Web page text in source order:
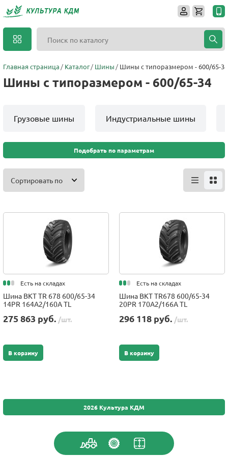
Главная страница Каталог Шины Шины с типоразмером - 600/65-34
Шины с типоразмером - 600/65-34
Грузовые шины Индустриальные шины
Подобрать по параметрам
Сортировать по
Есть на складах
Шина BKT TR 678 600/65-34
14PR 164A2/160A TL
275 863 руб. /шт.
В корзину
Есть на складах
Шина BKT TR678 600/65-34
20PR 170A2/166A TL
296 118 руб. /шт.
В корзину
2026 Культура КДМ